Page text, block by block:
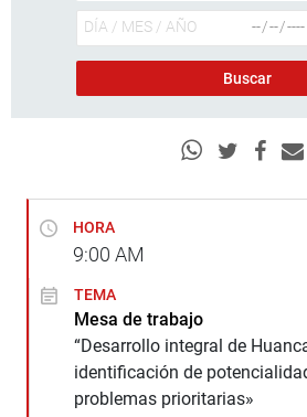
HORA
9:00 AM
TEMA
Mesa de trabajo
“Desarrollo integral de
identificación de
problemas prioritarias»